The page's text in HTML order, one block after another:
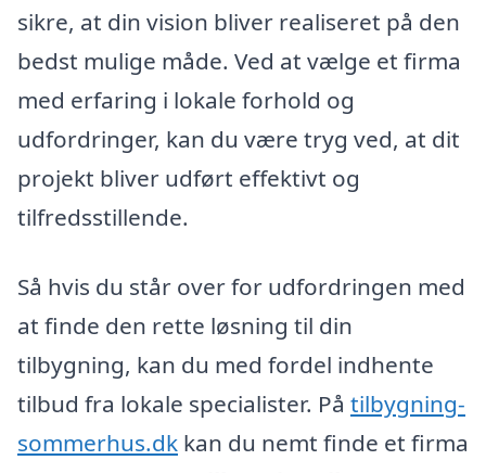
sikre, at din vision bliver realiseret på den
bedst mulige måde. Ved at vælge et firma
med erfaring i lokale forhold og
udfordringer, kan du være tryg ved, at dit
projekt bliver udført effektivt og
tilfredsstillende.
Så hvis du står over for udfordringen med
at finde den rette løsning til din
tilbygning, kan du med fordel indhente
tilbud fra lokale specialister. På tilbygning-
sommerhus.dk kan du nemt finde et firma